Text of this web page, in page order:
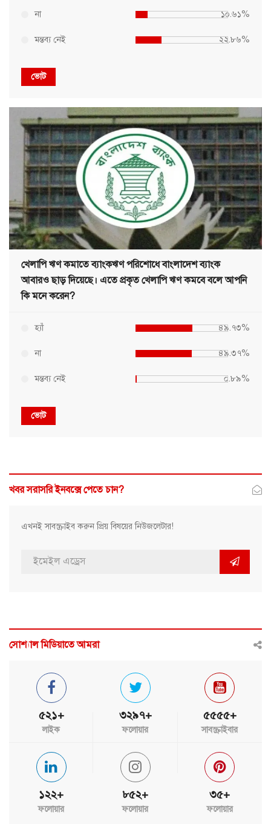
না ১০.৬১%
মন্তব্য নেই ২২.৮৬%
ভোট
খেলাপি ঋণ কমাতে ব্যাংকঋণ পরিশোধে বাংলাদেশ ব্যাংক
আবারও ছাড় দিয়েছে। এতে প্রকৃত খেলাপি ঋণ কমবে বলে আপনি
কি মনে করেন?
হ্যাঁ ৪৯.৭৩%
না ৪৯.৩৭%
মন্তব্য নেই ০.৮৯%
ভোট
খবর সরাসরি ইনবক্সে পেতে চান?
এখনই সাবস্ক্রাইব করুন প্রিয় বিষয়ের নিউজলেটার!
সোশ্যাল মিডিয়াতে আমরা
৫২১+
লাইক
৩২৯৭+
ফলোয়ার
৫৫৫৫+
সাবস্ক্রাইবার
১২২+
ফলোয়ার
৮৫২+
ফলোয়ার
৩৫+
ফলোয়ার